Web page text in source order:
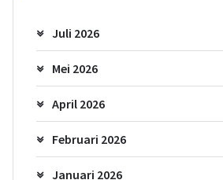
Juli 2026
Mei 2026
April 2026
Februari 2026
Januari 2026